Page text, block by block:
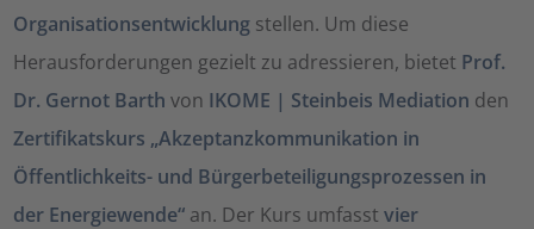
Organisationsentwicklung stellen. Um diese
Herausforderungen gezielt zu adressieren, bietet Prof.
Dr. Gernot Barth von IKOME | Steinbeis Mediation den
Zertifikatskurs „Akzeptanzkommunikation in
Öffentlichkeits- und Bürgerbeteiligungsprozessen in
der Energiewende“ an. Der Kurs umfasstvier